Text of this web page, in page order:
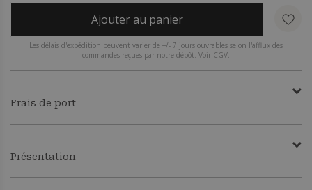
Ajouter au panier
Les délais d'expédition peuvent varier de +/- 7 jours ouvrables selon l'afflux des
commandes reçues par notre dépôt. Voir CGV.
Frais de port
Présentation